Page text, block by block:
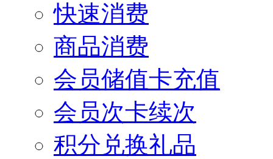
快速消费
商品消费
会员储值卡充值
会员次卡续次
积分兑换礼品